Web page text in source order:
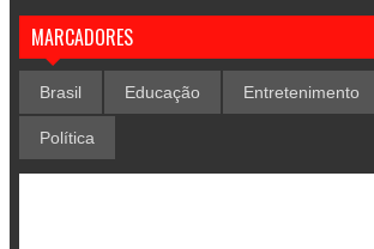
MARCADORES
Brasil Educação Entretenimento
Política